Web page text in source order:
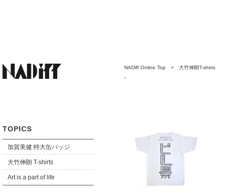
TOPICS
加賀美健 特大缶バッジ
大竹伸朗 T-shirts
Art is a part of life
NADiff Online Top > 大竹伸朗T-shirts
-